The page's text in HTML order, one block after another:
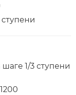
ступени
1/3 ступени